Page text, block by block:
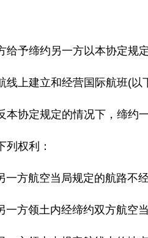
予缔约另一方以本协定规
建立和经营国际航班(以下
协定规定的情况下，缔约
权利：
航空当局规定的航路不经
方领土内经缔约双方航空当